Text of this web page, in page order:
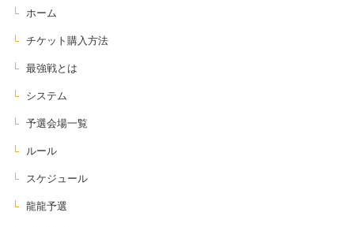
ホーム
チケット購入方法
最強戦とは
システム
予選会場一覧
ルール
スケジュール
龍龍予選